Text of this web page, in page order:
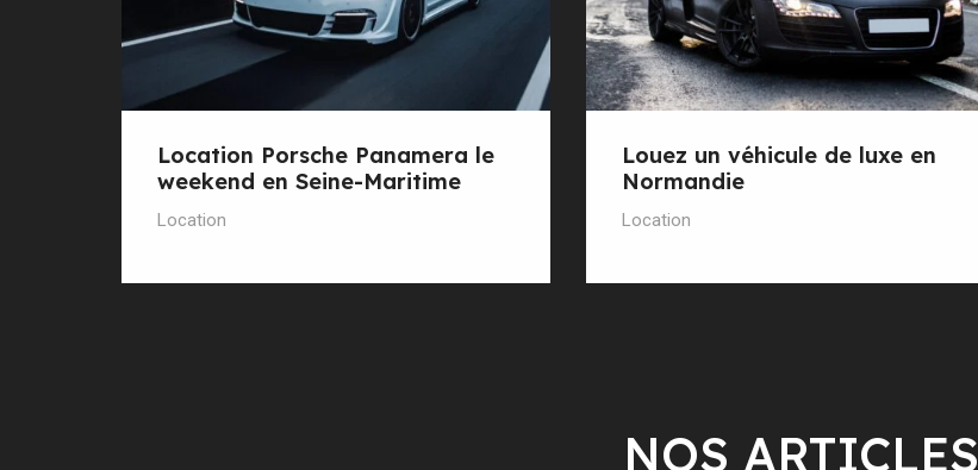
Location Porsche Panamera le
weekend en Seine-Maritime
Location
Louez un véhicule de luxe en
Normandie
Location
NOS ARTICLES